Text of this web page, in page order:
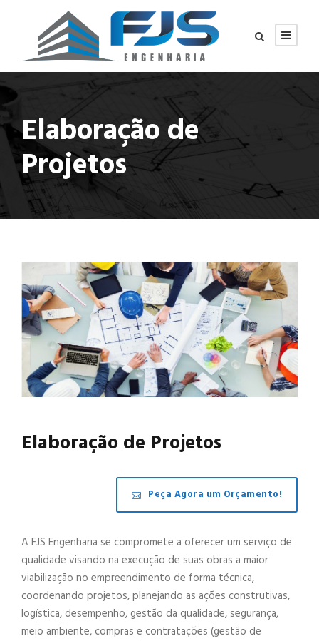
Elaboração de
Projetos
Elaboração de Projetos
Peça Agora um Orçamento!
A FJS Engenharia se compromete a oferecer um serviço de
qualidade visando na execução de suas obras a maior
viabilização no empreendimento de forma técnica,
coordenando projetos, planejando as ações construtivas,
logística, desempenho, gestão da qualidade, segurança,
meio ambiente, compras e contratações (gestão de